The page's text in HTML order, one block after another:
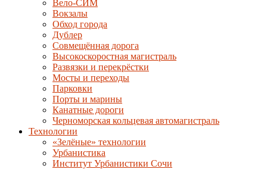
Вело-СИМ
Вокзалы
Обход города
Дублер
Совмещённая дорога
Высокоскоростная магистраль
Развязки и перекрёстки
Мосты и переходы
Парковки
Порты и марины
Канатные дороги
Черноморская кольцевая автомагистраль
Технологии
«Зелёные» технологии
Урбанистика
Институт Урбанистики Сочи